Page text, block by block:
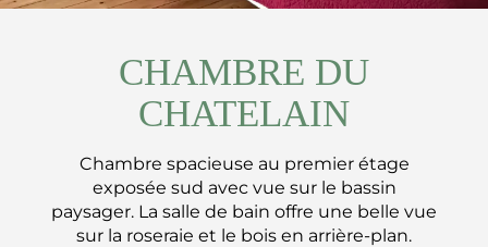
CHAMBRE DU
CHATELAIN
Chambre spacieuse au premier étage
exposée sud avec vue sur le bassin
paysager. La salle de bain offre une belle vue
sur la roseraie et le bois en arrière-plan.